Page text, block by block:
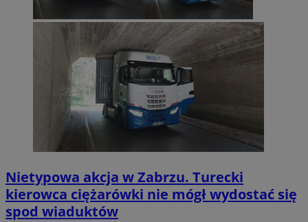
Nietypowa akcja w Zabrzu. Turecki
kierowca ciężarówki nie mógł wydostać się
spod wiaduktów